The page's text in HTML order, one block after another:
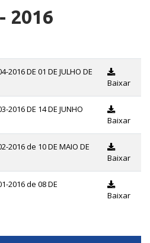
2016
2016 DE 01 DE JULHO DE
Baixar
2016 DE 14 DE JUNHO
Baixar
2016 de 10 DE MAIO DE
Baixar
2016 de 08 DE
Baixar